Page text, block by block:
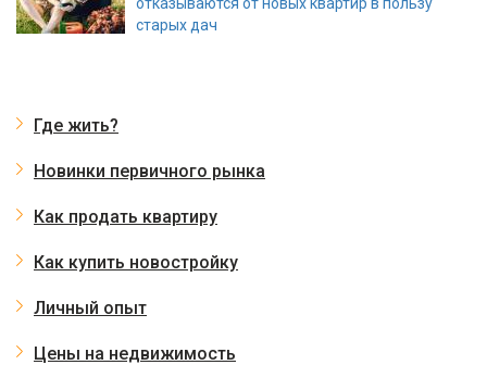
старых дач
Где жить?
Новинки первичного рынка
Как продать квартиру
Как купить новостройку
Личный опыт
Цены на недвижимость